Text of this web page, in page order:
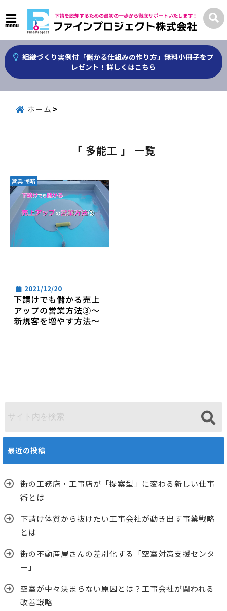
menu
組織づくり実例付「儲かる仕組みの作り方」無料小冊子をプ
レゼント！詳しくはこちら
ホーム
「 多能工 」 一覧
営業戦略
2021/12/20
下請けでも儲かる売上
アップの営業方法③～
新規客を増やす方法～
最近の投稿
街の工務店・工事店が「提案型」に変わる新しい仕事
術とは
下請け体質から抜けたい工事会社が動き出す事業戦略
とは
街の不動産屋さんの差別化する「空室対策支援センタ
ー」
空室が中々決まらない原因とは？工事会社が関われる
改善戦略